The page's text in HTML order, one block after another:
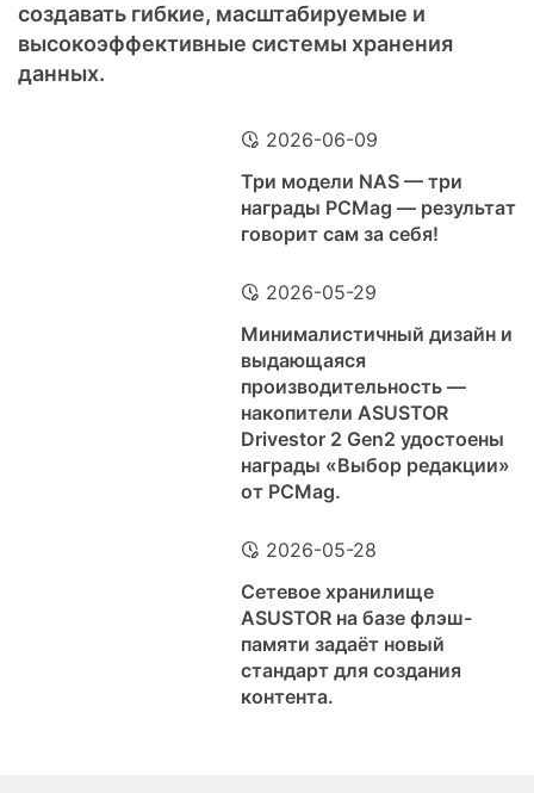
создавать гибкие, масштабируемые и
высокоэффективные системы хранения
данных.
2026-06-09
Три модели NAS — три
награды PCMag — результат
говорит сам за себя!
2026-05-29
Минималистичный дизайн и
выдающаяся
производительность —
накопители ASUSTOR
Drivestor 2 Gen2 удостоены
награды «Выбор редакции»
от PCMag.
2026-05-28
Сетевое хранилище
ASUSTOR на базе флэш-
памяти задаёт новый
стандарт для создания
контента.